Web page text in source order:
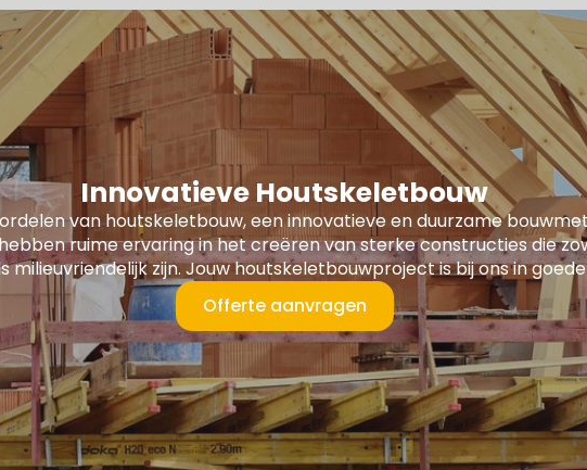
Innovatieve Houtskeletbouw
van houtskeletbouw, een innovatieve en duurzame
ruime ervaring in het creëren van sterke constructies die
milieuvriendelijk zijn. Jouw houtskeletbouwproject is bij ons in
Offerte aanvragen